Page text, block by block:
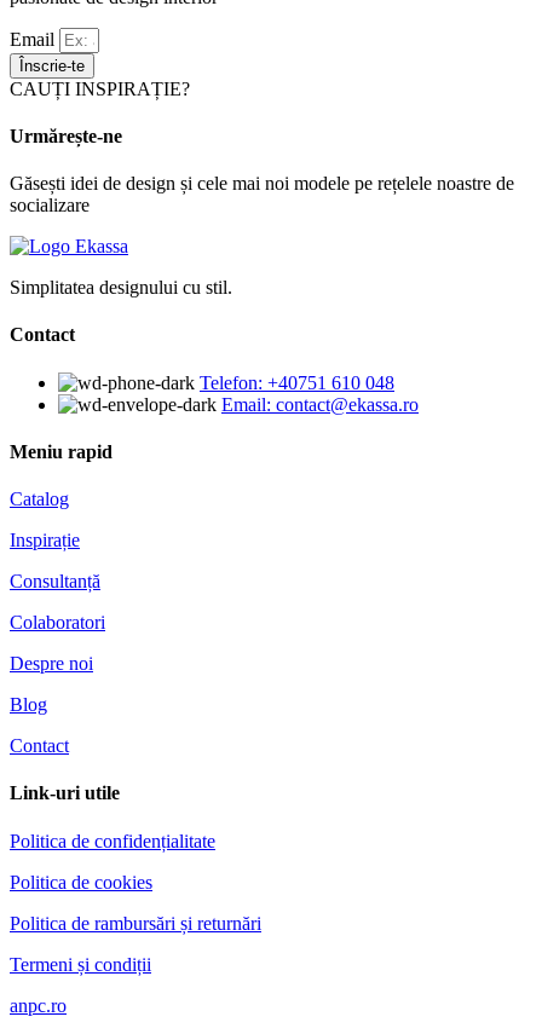
Email
Înscrie-te
CAUȚI INSPIRAȚIE?
Urmărește-ne
Găsești idei de design și cele mai noi modele pe rețelele noastre de
socializare
Simplitatea designului cu stil.
Contact
Telefon: +40751 610 048
Email: contact@ekassa.ro
Meniu rapid
Catalog
Inspirație
Consultanță
Colaboratori
Despre noi
Blog
Contact
Link-uri utile
Politica de confidențialitate
Politica de cookies
Politica de rambursări și returnări
Termeni și condiții
anpc.ro